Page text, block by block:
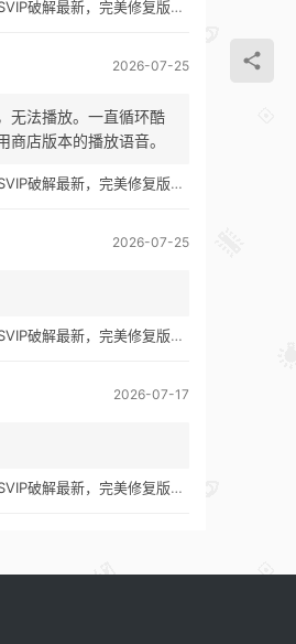
最新，完美修复版！支持安卓+车机+pc版！
2026-07-25
无法播放。一直循环酷
商店版本的播放语音。
最新，完美修复版！支持安卓+车机+pc版！
2026-07-25
最新，完美修复版！支持安卓+车机+pc版！
2026-07-17
最新，完美修复版！支持安卓+车机+pc版！